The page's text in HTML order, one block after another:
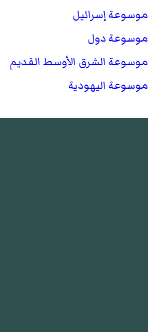
موسوعة إسرائيل
موسوعة دول
موسوعة الشرق الأوسط القديم
موسوعة اليهودية